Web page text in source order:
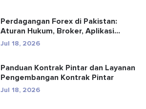
Perdagangan Forex di Pakistan:
Aturan Hukum, Broker, Aplikasi
Perd...
Jul 18, 2026
Panduan Kontrak Pintar dan Layanan
Pengembangan Kontrak Pintar
Jul 18, 2026